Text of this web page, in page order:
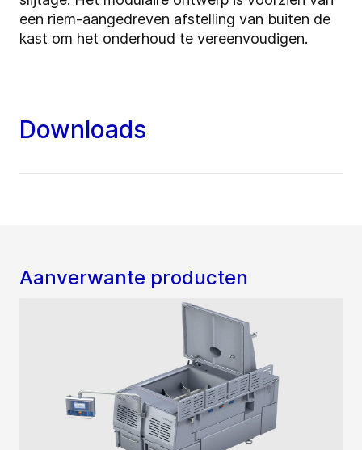
een riem-aangedreven afstelling van buiten de
kast om het onderhoud te vereenvoudigen.
Downloads
Aanverwante producten